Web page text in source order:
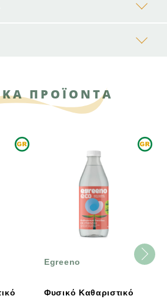
ΠΡΟΪΟΝΤΑ
Egreeno
Φυσικό Καθαριστικό